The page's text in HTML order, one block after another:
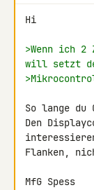
Hi
>Wenn ich
will setzt
So lange
Den
Flanken,
MfG Spess